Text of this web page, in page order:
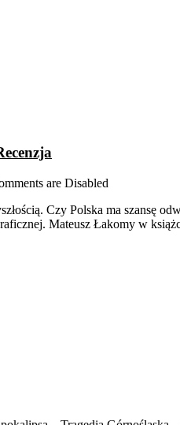
are Disabled
Czy Polska ma szansę
Mateusz Łakomy w